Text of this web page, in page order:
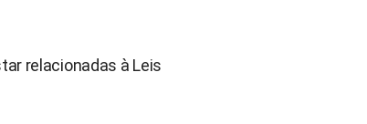
relacionadas à Leis